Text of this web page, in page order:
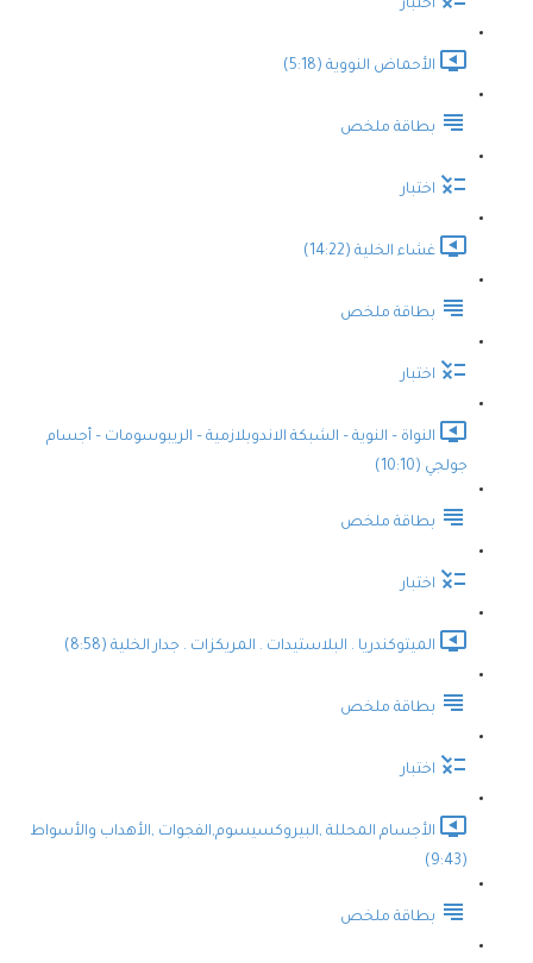
اختبار
الأحماض النووية (5:18)
بطاقة ملخص
اختبار
غشاء الخلية (14:22)
بطاقة ملخص
اختبار
النواة – النوية – الشبكة الاندوبلازمية – الريبوسومات – أجسام
جولجي (10:10)
بطاقة ملخص
اختبار
الميتوكندريا . البلاستيدات . المريكزات . جدار الخلية (8:58)
بطاقة ملخص
اختبار
الأجسام المحللة ,البيروكسيسوم,الفجوات ,الأهداب والأسواط
(9:43)
بطاقة ملخص